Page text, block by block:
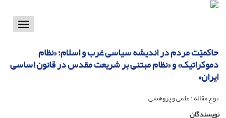
Toggle
حاکمیّت مردم در اندیشه سیاسی غرب و اسلام؛ «نظام
دموکراتیک» و «نظام مبتنی بر شریعت مقدس در قانون اساسی
ایران»
نوع مقاله : علمی و پژوهشی
نویسندگان